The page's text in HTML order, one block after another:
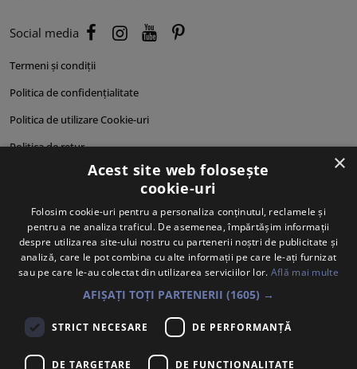
Social media
Termeni și condiții
Politica de confidențialitate
Politica de utilizare Cookie-uri
Politica de retur
Cum se livrează?
Despre noi
Personalități produse
×
Acest site web folosește
cookie-uri
Folosim cookie-uri pentru a personaliza conținutul, reclamele și
pentru a ne analiza traficul. De asemenea, împărtășim informații
despre utilizarea site-ului nostru cu partenerii noștri de publicitate și
analiză, care le pot combina cu alte informații pe care le-ați furnizat
sau pe care le-au colectat din utilizarea serviciilor lor. Află mai multe
AFIȘAȚI TOȚI PARTENERII (1605) →
STRICT NECESARE DE PERFORMANȚĂ
DE TARGETARE DE FUNCŢIONALITATE